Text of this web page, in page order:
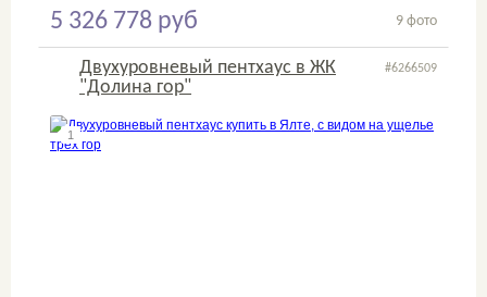
5 326 778 руб 9 фото
#6266509
Двухуровневый пентхаус в ЖК
"Долина гор"
1